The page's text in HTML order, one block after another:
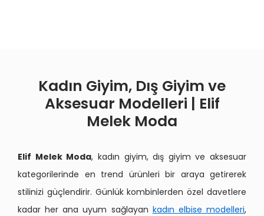
Kadın Giyim, Dış Giyim ve
Aksesuar Modelleri | Elif
Melek Moda
Elif Melek Moda, kadın giyim, dış giyim ve aksesuar
kategorilerinde en trend ürünleri bir araya getirerek
stilinizi güçlendirir. Günlük kombinlerden özel davetlere
kadar her ana uyum sağlayan kadın elbise modelleri,